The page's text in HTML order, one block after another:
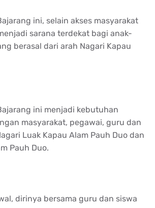
ini, selain akses masyarakat
sarana terdekat bagi anak-
berasal dari arah Nagari Kapau
ini menjadi kebutuhan
masyarakat, pegawai, guru dan
Luak Kapau Alam Pauh Duo dan
Pauh Duo.
dirinya bersama guru dan siswa